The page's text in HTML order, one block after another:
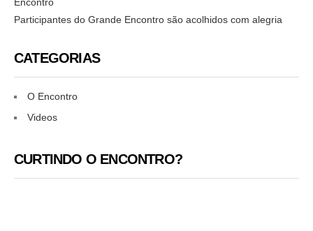
Participantes do Grande Encontro são acolhidos com alegria
CATEGORIAS
O Encontro
Videos
CURTINDO O ENCONTRO?